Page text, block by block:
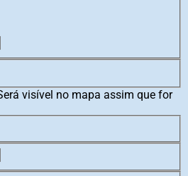
visível no mapa assim que for